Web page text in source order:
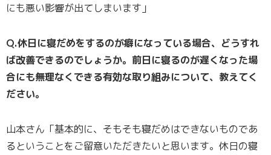
にも悪い影響が出てしまいます」
Q.休日に寝だめをするのが癖になっている場合、どうすれ
ば改善できるのでしょうか。前日に寝るのが遅くなった場
合にも無理なくできる有効な取り組みについて、教えてく
ださい。
山本さん「基本的に、そもそも寝だめはできないものであ
るということをご留意いただきたいと思います。休日の寝